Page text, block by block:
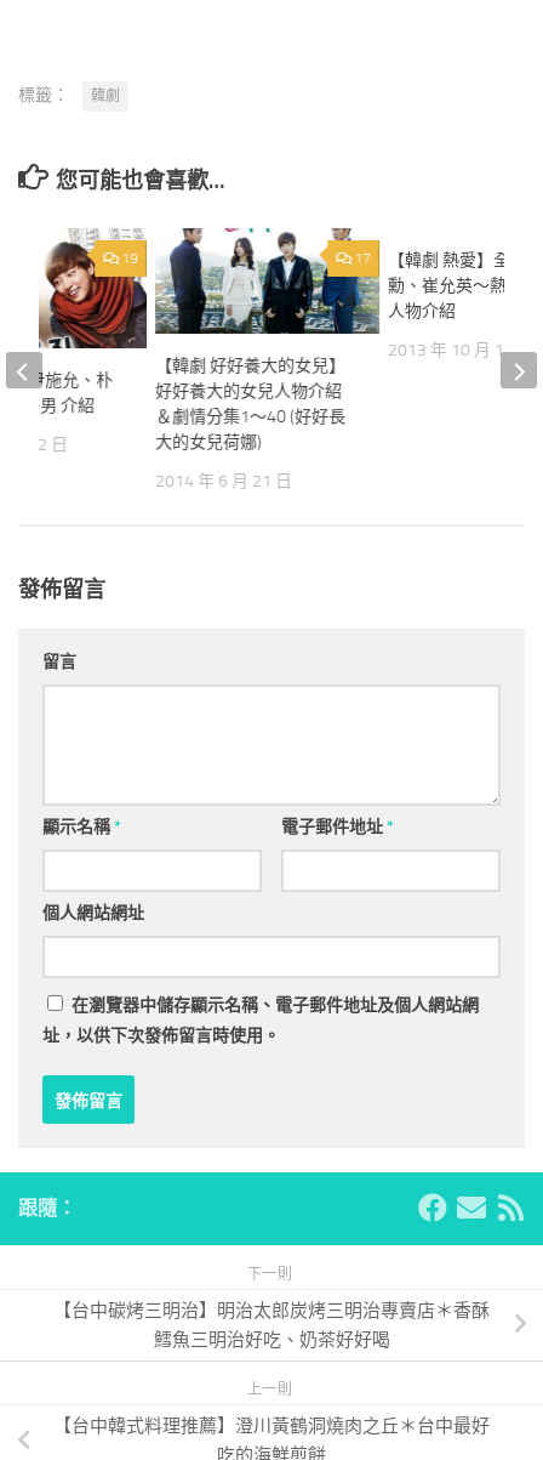
標籤： 韓劇
您可能也會喜歡…
17
【韓劇 好好養大的女兒】
好好養大的女兒人物介紹
＆劇情分集1～40 (好好長
大的女兒荷娜)
2014 年 6 月 21 日
【韓劇 熱愛】全光
勳、崔允英～熱愛
人物介紹
2013 年 10 月 12 日
19
】尹施允、朴
花美男 介紹
月 22 日
發佈留言
留言
顯示名稱* 電子郵件地址*
個人網站網址
在瀏覽器中儲存顯示名稱、電子郵件地址及個人網站網
址，以供下次發佈留言時使用。
跟隨：
下一則
【台中碳烤三明治】明治太郎炭烤三明治專賣店＊香酥
鱈魚三明治好吃、奶茶好好喝
上一則
【台中韓式料理推薦】澄川黃鶴洞燒肉之丘＊台中最好
吃的海鮮煎餅